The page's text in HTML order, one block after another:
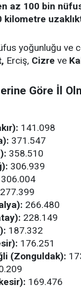
az 100 bin
kilometre
yoğunluğu ve
Erciş, Cizre ve
Göre İl
141.098
371.547
358.510
306.939
306.004
277.399
266.480
228.149
187.332
176.251
(Zonguldak):
169.476